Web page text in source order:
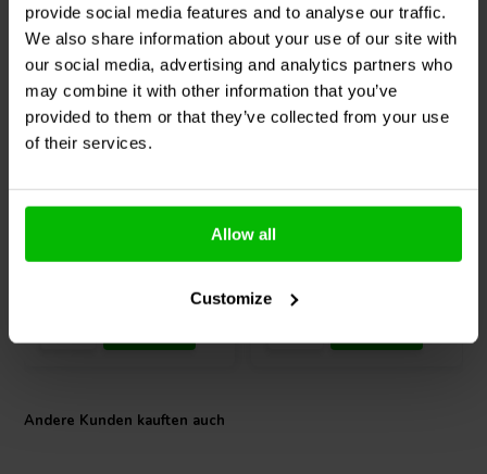
provide social media features and to analyse our traffic.
We also share information about your use of our site with
our social media, advertising and analytics partners who
may combine it with other information that you’ve
provided to them or that they’ve collected from your use
of their services.
Allow all
Customize
Bass in mobilen Setups suchen.
Studio-Monitoring: Wenn eine präzise Wiedergabe niedriger
Frequenzen erforderlich ist.
Welche Art von Gehäuse eignet sich am besten für den XXLS-
P835017?
Das empfohlene Volumen beträgt 25–50 Liter, je nach
gewünschter Basswiedergabe.
: Für eine verbesserte Erweiterung und
12" | 8 Ω
Peerless by Tymphany
XXLS-P830845
Vergleichen
10" | 4 Ω
Peerless by Tymphany
klantbeoordelingen
Vergleichen
Andere Kunden kauften auch